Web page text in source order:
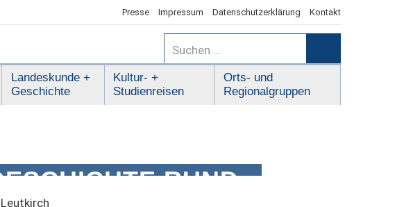
Presse Impressum Datenschutzerklärung Kontakt
Suchen
nach:
Landeskunde +
Geschichte
Kultur- +
Studienreisen
Orts- und
Regionalgruppen
RUND